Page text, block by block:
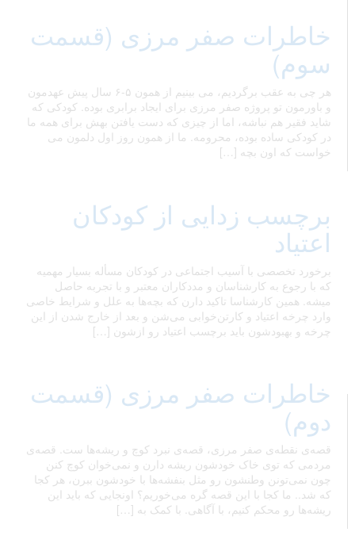
خاطرات صفر مرزی (قسمت
سوم)
هر چی به عقب برگردیم، می بینیم از همون ۵-۶ سال پیش عهدمون
و باورمون تو پروژه صفر مرزی برای ایجاد برابری بوده. کودکی که
شاید فقیر هم نباشه، اما از چیزی که دست یافتن بهش برای همه ما
در کودکی ساده بوده، محرومه. ما از همون روز اول دلمون می
خواست که اون بچه […]
برچسب زدایی از کودکان
اعتیاد
برخورد تخصصی با آسیب اجتماعی در کودکان مسأله بسیار مهمیه
که با رجوع به کارشناسان و مددکاران معتبر و با تجربه حاصل
میشه. همین کارشناسا تاکید دارن که بچه‌ها به علل و شرایط خاصی
وارد چرخه اعتیاد و کارتن‌خوابی می‌شن و بعد از خارج شدن از این
چرخه و بهبودشون باید برچسب اعتیاد رو ازشون […]
خاطرات صفر مرزی (قسمت
دوم)
قصه‌ی نقطه‌ی صفر مرزی، قصه‌ی نبرد کوچ و ریشه‌ها ست. قصه‌ی
مردمی که توی خاک خودشون ریشه دارن و نمی‌خوان کوچ کنن
چون نمی‌تونن وطنشون رو مثل بنفشه‌ها با خودشون ببرن، هر کجا
که شد.. ما کجا با این قصه گره می‌خوریم؟ اونجایی که باید این
ریشه‌ها رو محکم کنیم، با آگاهی. با کمک به […]